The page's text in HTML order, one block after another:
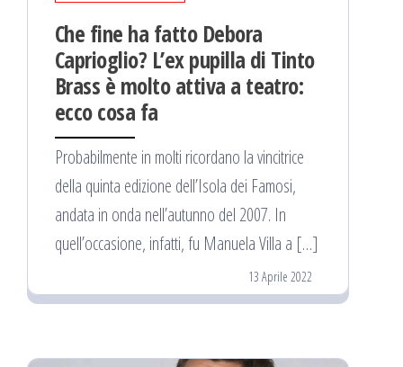
Che fine ha fatto Debora
Caprioglio? L’ex pupilla di Tinto
Brass è molto attiva a teatro:
ecco cosa fa
Probabilmente in molti ricordano la vincitrice
della quinta edizione dell’Isola dei Famosi,
andata in onda nell’autunno del 2007. In
quell’occasione, infatti, fu Manuela Villa a […]
13 Aprile 2022